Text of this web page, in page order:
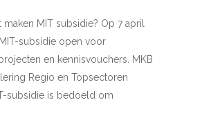
maken MIT subsidie? Op 7 april
subsidie open voor
en kennisvouchers. MKB
Regio en Topsectoren
subsidie is bedoeld om